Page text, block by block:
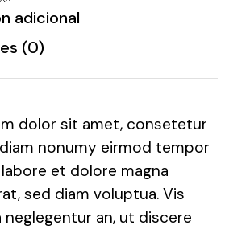
adicional
(0)
dolor sit amet, consetetur
nonumy eirmod tempor
et dolore magna
sed diam voluptua. Vis
an, ut discere